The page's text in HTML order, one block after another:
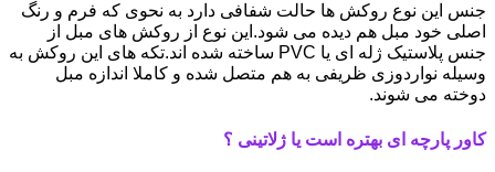
جنس این نوع روکش ها حالت شفافی دارد به نحوی که فرم و رنگ
اصلی خود مبل هم دیده می شود.این نوع از روکش های مبل از
جنس پلاستیک ژله ای یا PVC ساخته شده اند.تکه های این روکش به
وسیله نواردوزی ظریفی به هم متصل شده و کاملا اندازه مبل
دوخته می شوند.
کاور پارچه ای بهتره است یا ژلاتینی ؟